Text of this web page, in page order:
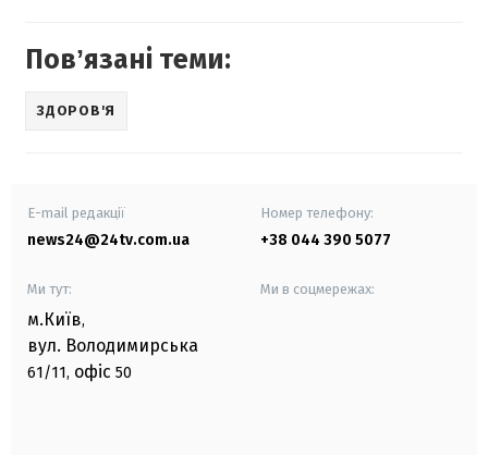
Повʼязані теми:
ЗДОРОВ'Я
E-mail редакції
news24@24tv.com.ua
Номер телефону:
+38 044 390 5077
Ми тут:
м.Київ,
вул. Володимирська
61/11, офіс 50
Ми в соцмережах: